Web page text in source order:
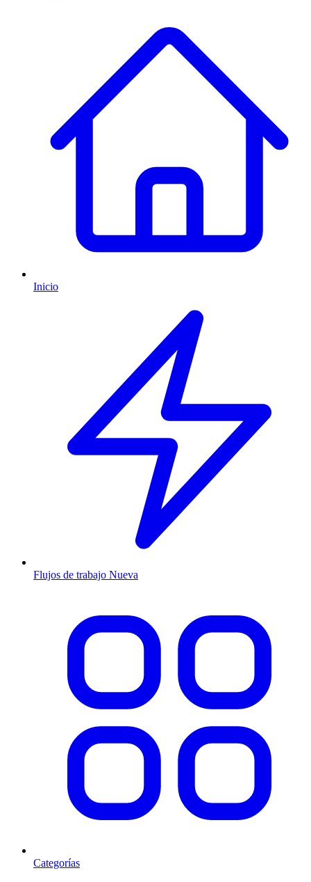
Inicio
Flujos de trabajo Nueva
Categorías